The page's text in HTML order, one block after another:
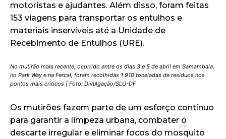
motoristas e ajudantes. Além disso, foram feitas
153 viagens para transportar os entulhos e
materiais inservíveis até a Unidade de
Recebimento de Entulhos (URE).
No mutirão mais recente, ocorrido entre os dias 3 e 5 de abril em Samambaia,
no Park Way e na Fercal, foram recolhidas 1.910 toneladas de resíduos nos
pontos mais críticos | Foto: Divulgação/SLU-DF
Os mutirões fazem parte de um esforço contínuo
para garantir a limpeza urbana, combater o
descarte irregular e eliminar focos do mosquito